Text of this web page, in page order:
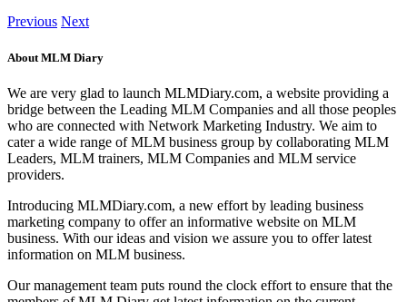
Previous Next
About MLM Diary
We are very glad to launch MLMDiary.com, a website providing a
bridge between the Leading MLM Companies and all those peoples
who are connected with Network Marketing Industry. We aim to
cater a wide range of MLM business group by collaborating MLM
Leaders, MLM trainers, MLM Companies and MLM service
providers.
Introducing MLMDiary.com, a new effort by leading business
marketing company to offer an informative website on MLM
business. With our ideas and vision we assure you to offer latest
information on MLM business.
Our management team puts round the clock effort to ensure that the